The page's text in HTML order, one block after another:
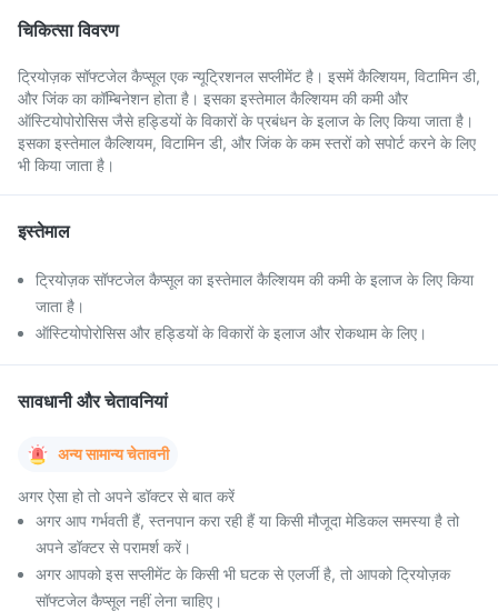
चिकित्सा विवरण
ट्रियोज़क सॉफ्टजेल कैप्सूल एक न्यूट्रिशनल सप्लीमेंट है। इसमें कैल्शियम, विटामिन डी,
और जिंक का कॉम्बिनेशन होता है। इसका इस्तेमाल कैल्शियम की कमी और
ऑस्टियोपोरोसिस जैसे हड्डियों के विकारों के प्रबंधन के इलाज के लिए किया जाता है।
इसका इस्तेमाल कैल्शियम, विटामिन डी, और जिंक के कम स्तरों को सपोर्ट करने के लिए
भी किया जाता है।
इस्तेमाल
ट्रियोज़क सॉफ्टजेल कैप्सूल का इस्तेमाल कैल्शियम की कमी के इलाज के लिए किया
जाता है।
ऑस्टियोपोरोसिस और हड्डियों के विकारों के इलाज और रोकथाम के लिए।
सावधानी और चेतावनियां
अन्य सामान्य चेतावनी
अगर ऐसा हो तो अपने डॉक्टर से बात करें
अगर आप गर्भवती हैं, स्तनपान करा रही हैं या किसी मौजूदा मेडिकल समस्या है तो
अपने डॉक्टर से परामर्श करें।
अगर आपको इस सप्लीमेंट के किसी भी घटक से एलर्जी है, तो आपको ट्रियोज़क
सॉफ्टजेल कैप्सूल नहीं लेना चाहिए।